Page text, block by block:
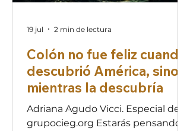
Colón no fue feliz cuando
descubrió América, sino
mientras la descubría
Adriana Agudo Vicci. Especial de
grupocieg.org Estarás pensando
19 jul 2 min de lectura